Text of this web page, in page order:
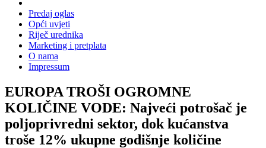
Predaj oglas
Opći uvjeti
Riječ urednika
Marketing i pretplata
O nama
Impressum
EUROPA TROŠI OGROMNE
KOLIČINE VODE: Najveći potrošač je
poljoprivredni sektor, dok kućanstva
troše 12% ukupne godišnje količine